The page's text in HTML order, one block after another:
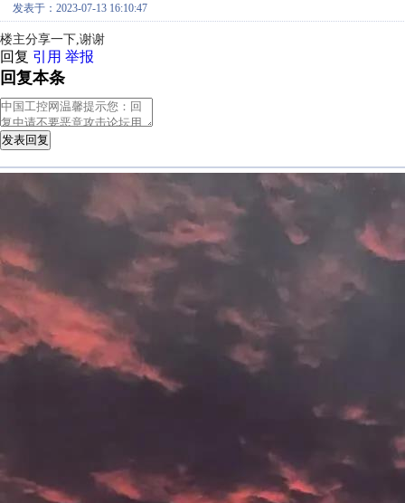
发表于：2023-07-13 16:10:47
楼主分享一下,谢谢
回复 引用 举报
回复本条
发表回复